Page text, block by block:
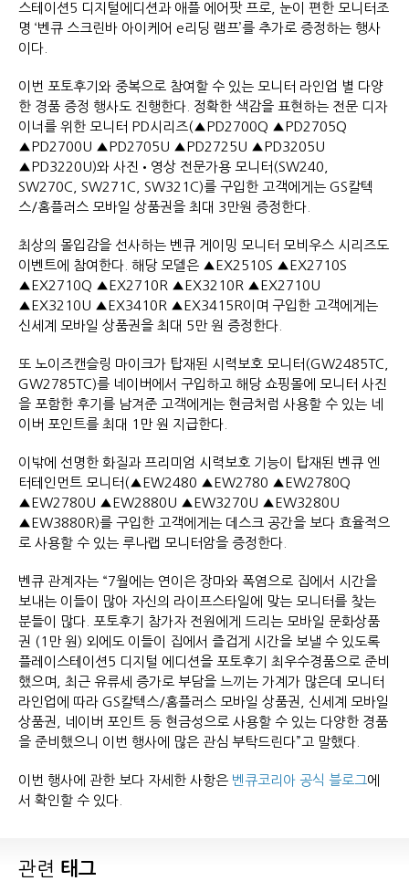
스테이션5 디지털에디션과 애플 에어팟 프로, 눈이 편한 모니터조
명 ‘벤큐 스크린바 아이케어 e리딩 램프’를 추가로 증정하는 행사
이다.
이번 포토후기와 중복으로 참여할 수 있는 모니터 라인업 별 다양
한 경품 증정 행사도 진행한다. 정확한 색감을 표현하는 전문 디자
이너를 위한 모니터 PD시리즈(▲PD2700Q ▲PD2705Q
▲PD2700U ▲PD2705U ▲PD2725U ▲PD3205U
▲PD3220U)와 사진•영상 전문가용 모니터(SW240,
SW270C, SW271C, SW321C)를 구입한 고객에게는 GS칼텍
스/홈플러스 모바일 상품권을 최대 3만원 증정한다.
최상의 몰입감을 선사하는 벤큐 게이밍 모니터 모비우스 시리즈도
이벤트에 참여한다. 해당 모델은 ▲EX2510S ▲EX2710S
▲EX2710Q ▲EX2710R ▲EX3210R ▲EX2710U
▲EX3210U ▲EX3410R ▲EX3415R이며 구입한 고객에게는
신세계 모바일 상품권을 최대 5만 원 증정한다.
또 노이즈캔슬링 마이크가 탑재된 시력보호 모니터(GW2485TC,
GW2785TC)를 네이버에서 구입하고 해당 쇼핑몰에 모니터 사진
을 포함한 후기를 남겨준 고객에게는 현금처럼 사용할 수 있는 네
이버 포인트를 최대 1만 원 지급한다.
이밖에 선명한 화질과 프리미엄 시력보호 기능이 탑재된 벤큐 엔
터테인먼트 모니터(▲EW2480 ▲EW2780 ▲EW2780Q
▲EW2780U ▲EW2880U ▲EW3270U ▲EW3280U
▲EW3880R)를 구입한 고객에게는 데스크 공간을 보다 효율적으
로 사용할 수 있는 루나랩 모니터암을 증정한다.
벤큐 관계자는 “7월에는 연이은 장마와 폭염으로 집에서 시간을
보내는 이들이 많아 자신의 라이프스타일에 맞는 모니터를 찾는
분들이 많다. 포토후기 참가자 전원에게 드리는 모바일 문화상품
권 (1만 원) 외에도 이들이 집에서 즐겁게 시간을 보낼 수 있도록
플레이스테이션5 디지털 에디션을 포토후기 최우수경품으로 준비
했으며, 최근 유류세 증가로 부담을 느끼는 가계가 많은데 모니터
라인업에 따라 GS칼텍스/홈플러스 모바일 상품권, 신세계 모바일
상품권, 네이버 포인트 등 현금성으로 사용할 수 있는 다양한 경품
을 준비했으니 이번 행사에 많은 관심 부탁드린다”고 말했다.
이번 행사에 관한 보다 자세한 사항은 벤큐코리아 공식 블로그에
서 확인할 수 있다.
관련 태그